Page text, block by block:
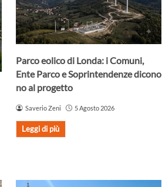
Parco eolico di Londa: i Comuni,
Ente Parco e Soprintendenze dicono
no al progetto
Saverio Zeni 5 Agosto 2026
Leggi di più